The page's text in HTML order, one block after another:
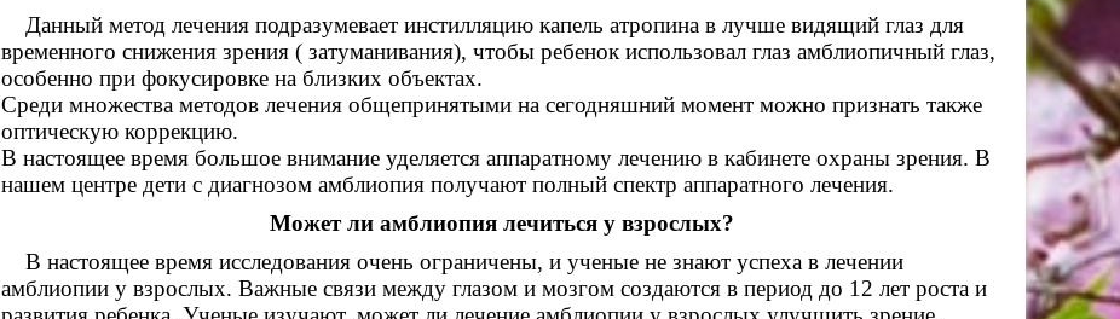
Данный метод лечения подразумевает инстилляцию капель атропина в лучше видящий глаз для
временного снижения зрения ( затуманивания), чтобы ребенок использовал глаз амблиопичный глаз,
особенно при фокусировке на близких объектах.
Среди множества методов лечения общепринятыми на сегодняшний момент можно признать также
оптическую коррекцию.
В настоящее время большое внимание уделяется аппаратному лечению в кабинете охраны зрения. В
нашем центре дети с диагнозом амблиопия получают полный спектр аппаратного лечения.
Может ли амблиопия лечиться у взрослых?
В настоящее время исследования очень ограничены, и ученые не знают успеха в лечении
амблиопии у взрослых. Важные связи между глазом и мозгом создаются в период до 12 лет роста и